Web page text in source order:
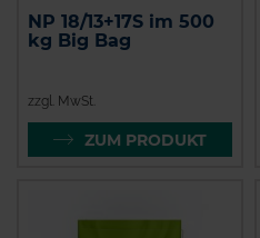
NP 18/13+17S im 500
kg Big Bag
zzgl. MwSt.
ZUM PRODUKT